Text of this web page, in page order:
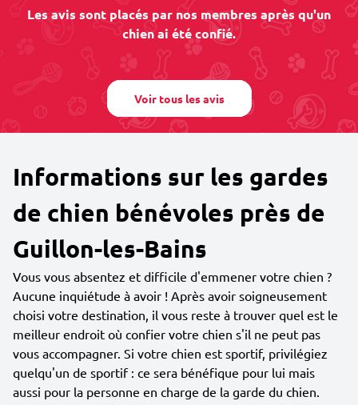
Les avis sont placés par nos membres après qu'un
chien ai été confié.
Voir tous les avis
Informations sur les gardes
de chien bénévoles près de
Guillon-les-Bains
Vous vous absentez et difficile d'emmener votre chien ?
Aucune inquiétude à avoir ! Après avoir soigneusement
choisi votre destination, il vous reste à trouver quel est le
meilleur endroit où confier votre chien s'il ne peut pas
vous accompagner. Si votre chien est sportif, privilégiez
quelqu'un de sportif : ce sera bénéfique pour lui mais
aussi pour la personne en charge de la garde du chien.